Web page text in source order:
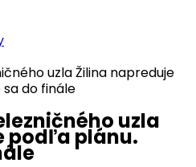
uzla Žilina napreduje
do finále
uzla
podľa plánu.